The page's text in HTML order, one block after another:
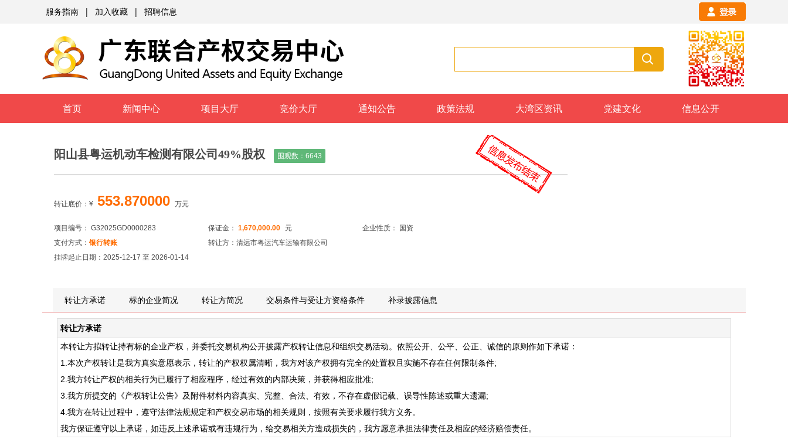
服务指南 | 加入收藏 | 招聘信息
首页 新闻中心 项目大厅 竞价大厅 通知公告 政策法规 大湾区资讯 党建文化 信息公开
阳山县粤运机动车检测有限公司49%股权 围观数： 6643
转让底价： ¥ 553.870000 万元
项目编号： G32025GD0000283 保证金： 1,670,000.00 元
企业性质： 国资
支付方式： 银行转账
转让方：清远市粤运汽车运输有限公司
挂牌起止日期：2025-12-17 至 2026-01-14
转让方承诺 标的企业简况 转让方简况 交易条件与受让方资格条件 补录披露信息
转让方承诺
本转让方拟转让持有标的企业产权，并委托交易机构公开披露产权转让信息和组织交易活动。依照公开、公平、公正、诚信的原则作如下承诺：
1.本次产权转让是我方真实意愿表示，转让的产权权属清晰，我方对该产权拥有完全的处置权且实施不存在任何限制条件;
2.我方转让产权的相关行为已履行了相应程序，经过有效的内部决策，并获得相应批准;
3.我方所提交的《产权转让公告》及附件材料内容真实、完整、合法、有效，不存在虚假记载、误导性陈述或重大遗漏;
4.我方在转让过程中，遵守法律法规规定和产权交易市场的相关规则，按照有关要求履行我方义务。
我方保证遵守以上承诺，如违反上述承诺或有违规行为，给交易相关方造成损失的，我方愿意承担法律责任及相应的经济赔偿责任。